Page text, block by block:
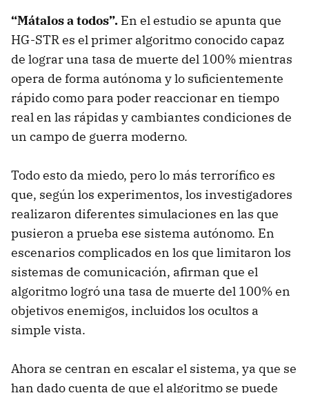
“Mátalos a todos”. En el estudio se apunta que
HG-STR es el primer algoritmo conocido capaz
de lograr una tasa de muerte del 100% mientras
opera de forma autónoma y lo suficientemente
rápido como para poder reaccionar en tiempo
real en las rápidas y cambiantes condiciones de
un campo de guerra moderno.
Todo esto da miedo, pero lo más terrorífico es
que, según los experimentos, los investigadores
realizaron diferentes simulaciones en las que
pusieron a prueba ese sistema autónomo. En
escenarios complicados en los que limitaron los
sistemas de comunicación, afirman que el
algoritmo logró una tasa de muerte del 100% en
objetivos enemigos, incluidos los ocultos a
simple vista.
Ahora se centran en escalar el sistema, ya que se
han dado cuenta de que el algoritmo se puede